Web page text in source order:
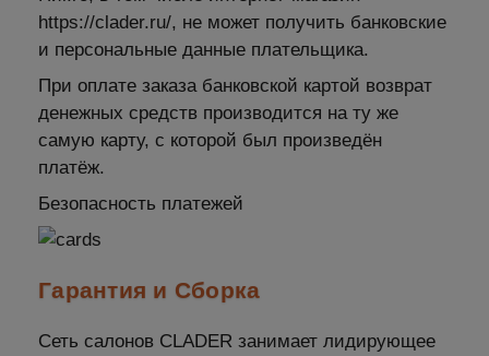
https://clader.ru/, не может получить банковские
и персональные данные плательщика.
При оплате заказа банковской картой возврат
денежных средств производится на ту же
самую карту, с которой был произведён
платёж.
Безопасность платежей
Гарантия и Сборка
Сеть салонов CLADER занимает лидирующее